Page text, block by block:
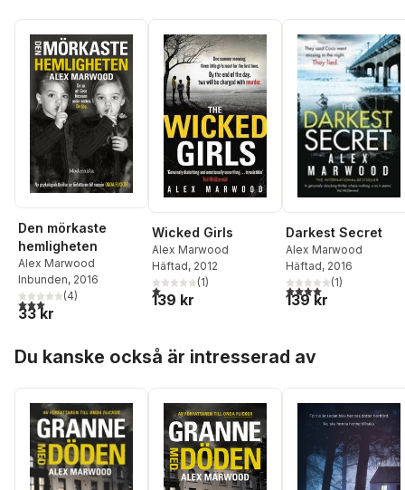
Den mörkaste
hemligheten
Alex Marwood
Inbunden, 2016
3,0utav 5 stjärnor. Totalt antal röster:
(4)
33 kr
Wicked Girls
Alex Marwood
Häftad, 2012
1,0utav 5 stjärnor. Totalt antal röster:
(1)
139 kr
Darkest Secret
Alex Marwood
Häftad, 2016
4,0utav 5 stjärnor.
(1)
139 kr
Du kanske också är intresserad av